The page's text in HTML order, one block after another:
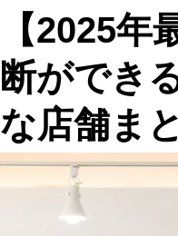
【2025
断ができ
な店舗ま